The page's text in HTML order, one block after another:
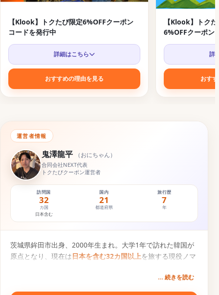
【Klook】トクたび限定6%OFFクーポン
コードを発行中
詳細はこちら
おすすめの理由を見る
【Klook】トク
6%OFFクーポン
詳
おす
運営者情報
鬼澤龍平 （おにちゃん）
合同会社NEXT代表
トクたびクーポン運営者
訪問国
32
カ国
日本含む
国内
21
都道府県
旅行歴
7
年
茨城県鉾田市出身、2000年生まれ。大学1年で訪れた韓国が
原点となり、現在は日本を含む32カ国以上を旅する現役ノマ
を」という想いから、旅行クーポン比較サービス『トクた
び』を運営。一次情報にもとづく旅行コンテンツを発信中。
… 続きを読む